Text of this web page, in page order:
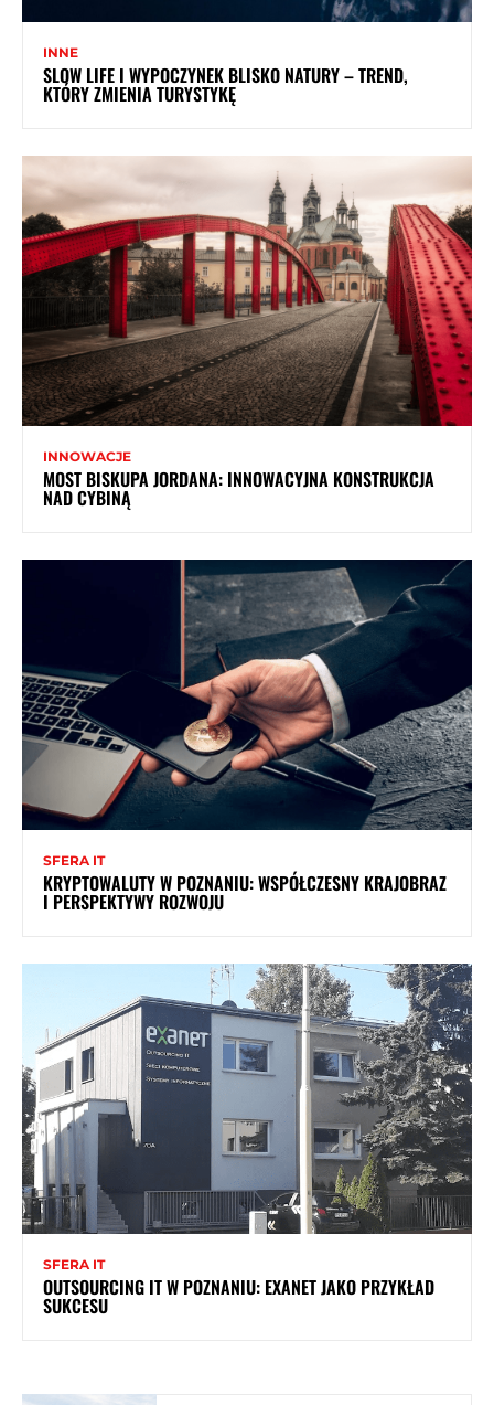
INNE
SLOW LIFE I WYPOCZYNEK BLISKO NATURY – TREND,
KTÓRY ZMIENIA TURYSTYKĘ
INNOWACJE
MOST BISKUPA JORDANA: INNOWACYJNA KONSTRUKCJA
NAD CYBINĄ
SFERA IT
KRYPTOWALUTY W POZNANIU: WSPÓŁCZESNY KRAJOBRAZ
I PERSPEKTYWY ROZWOJU
SFERA IT
OUTSOURCING IT W POZNANIU: EXANET JAKO PRZYKŁAD
SUKCESU